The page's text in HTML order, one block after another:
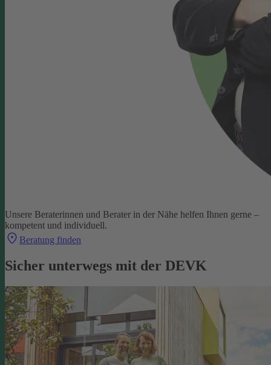
Unsere Beraterinnen und Berater in der Nähe helfen Ihnen gerne –
kompetent und individuell.
Beratung finden
Sicher unterwegs mit der DEVK